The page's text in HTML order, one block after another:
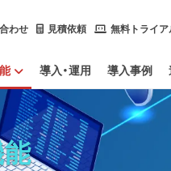
わせ 見積依頼 無料トライア
業務用
を防止したい Mac端
対策をしたい 社内の
スを管理したい OSア
ウド化したい Pマー
効率化したい PCログ
残業（
漏洩対策
産管理
・レポート
管理支援ほか
導入・運用 導入事例